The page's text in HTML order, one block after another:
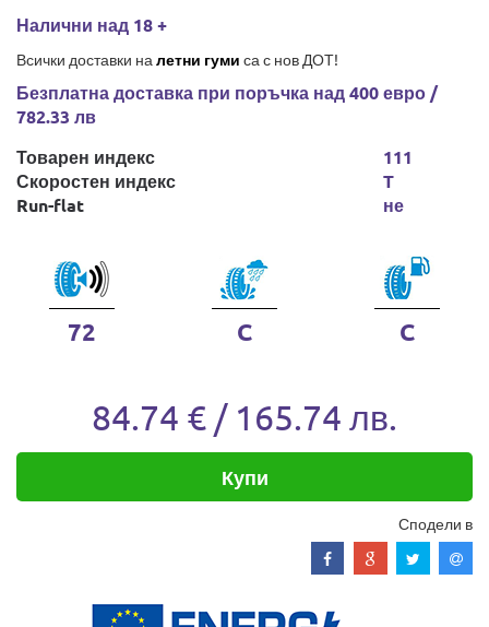
Налични над 18 +
Всички доставки на летни гуми са с нов ДОТ!
Безплатна доставка при поръчка над 400 евро /
782.33 лв
Товарен индекс
Скоростен индекс
Run-flat
111
T
не
72 C C
84.74 € / 165.74 лв.
Купи
Сподели в